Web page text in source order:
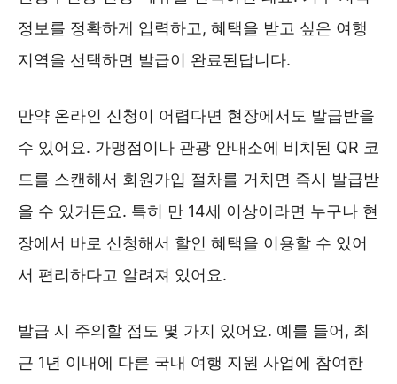
정보를 정확하게 입력하고, 혜택을 받고 싶은 여행
지역을 선택하면 발급이 완료된답니다.
만약 온라인 신청이 어렵다면 현장에서도 발급받을
수 있어요. 가맹점이나 관광 안내소에 비치된 QR 코
드를 스캔해서 회원가입 절차를 거치면 즉시 발급받
을 수 있거든요. 특히 만 14세 이상이라면 누구나 현
장에서 바로 신청해서 할인 혜택을 이용할 수 있어
서 편리하다고 알려져 있어요.
발급 시 주의할 점도 몇 가지 있어요. 예를 들어, 최
근 1년 이내에 다른 국내 여행 지원 사업에 참여한